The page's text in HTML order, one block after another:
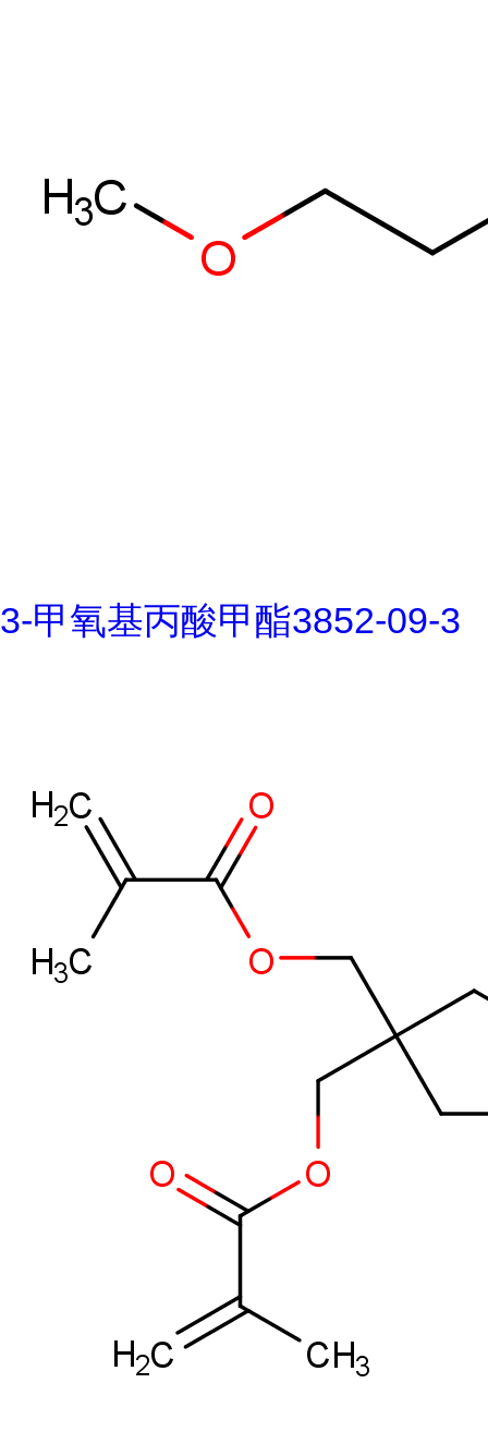
3-甲氧基丙酸甲酯3852-09-3